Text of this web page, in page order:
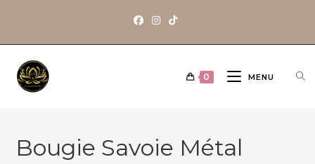
0 MENU
Bougie Savoie Métal